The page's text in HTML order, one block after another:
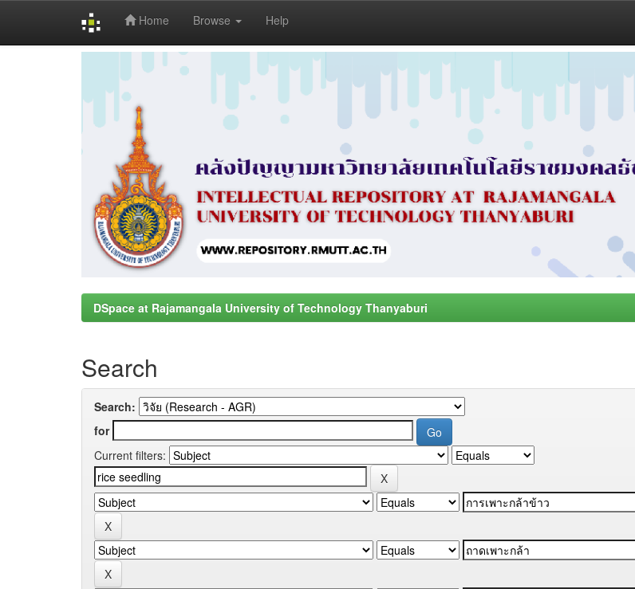
Home Browse Help
DSpace at Rajamangala University of Technology Thanyaburi
Search
Search:
for
Current filters: